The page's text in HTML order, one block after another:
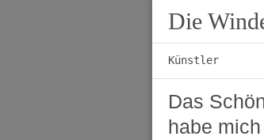
Die
Künstler
Das
habe